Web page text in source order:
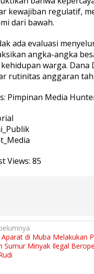
kewajiban regulatif,
dari bawah.
ada evaluasi
angka-angka
warga.
rutinitas anggaran
Pimpinan Media
Views: 85
di Muba Melakukan
Sumur Minyak Ilegal